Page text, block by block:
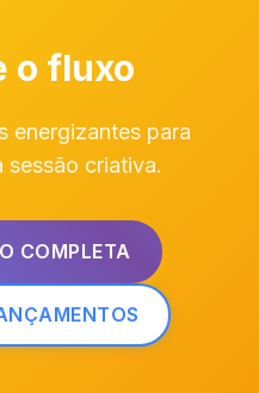
o fluxo
energizantes para
sessão criativa.
COMPLETA